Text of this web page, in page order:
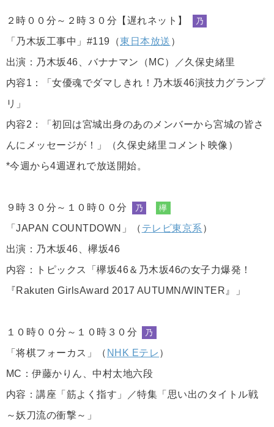
２時００分～２時３０分【遅れネット】 乃
「乃木坂工事中」#119（東日本放送 ）
出演：乃木坂46、バナナマン（MC）／久保史緒里
内容1：「女優魂でダマしきれ！乃木坂46演技力グランプ
リ」
内容2：「初回は宮城出身のあのメンバーから宮城の皆さ
んにメッセージが！」（久保史緒里コメント映像）
*今週から4週遅れで放送開始。
９時３０分～１０時００分 乃 欅
「JAPAN COUNTDOWN」（ テレビ東京系 ）
出演：乃木坂46、欅坂46
内容：トピックス「欅坂46＆乃木坂46の女子力爆発！
『Rakuten GirlsAward 2017 AUTUMN/WINTER』」
１０時００分～１０時３０分 乃
「将棋フォーカス」（ NHK Eテレ ）
MC：伊藤かりん、中村太地六段
内容：講座「筋よく指す」／特集「思い出のタイトル戦
～妖刀流の衝撃～」